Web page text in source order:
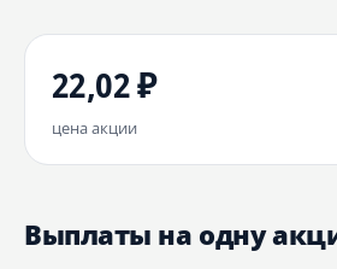
22,02 ₽
цена акции
Выплаты на одну